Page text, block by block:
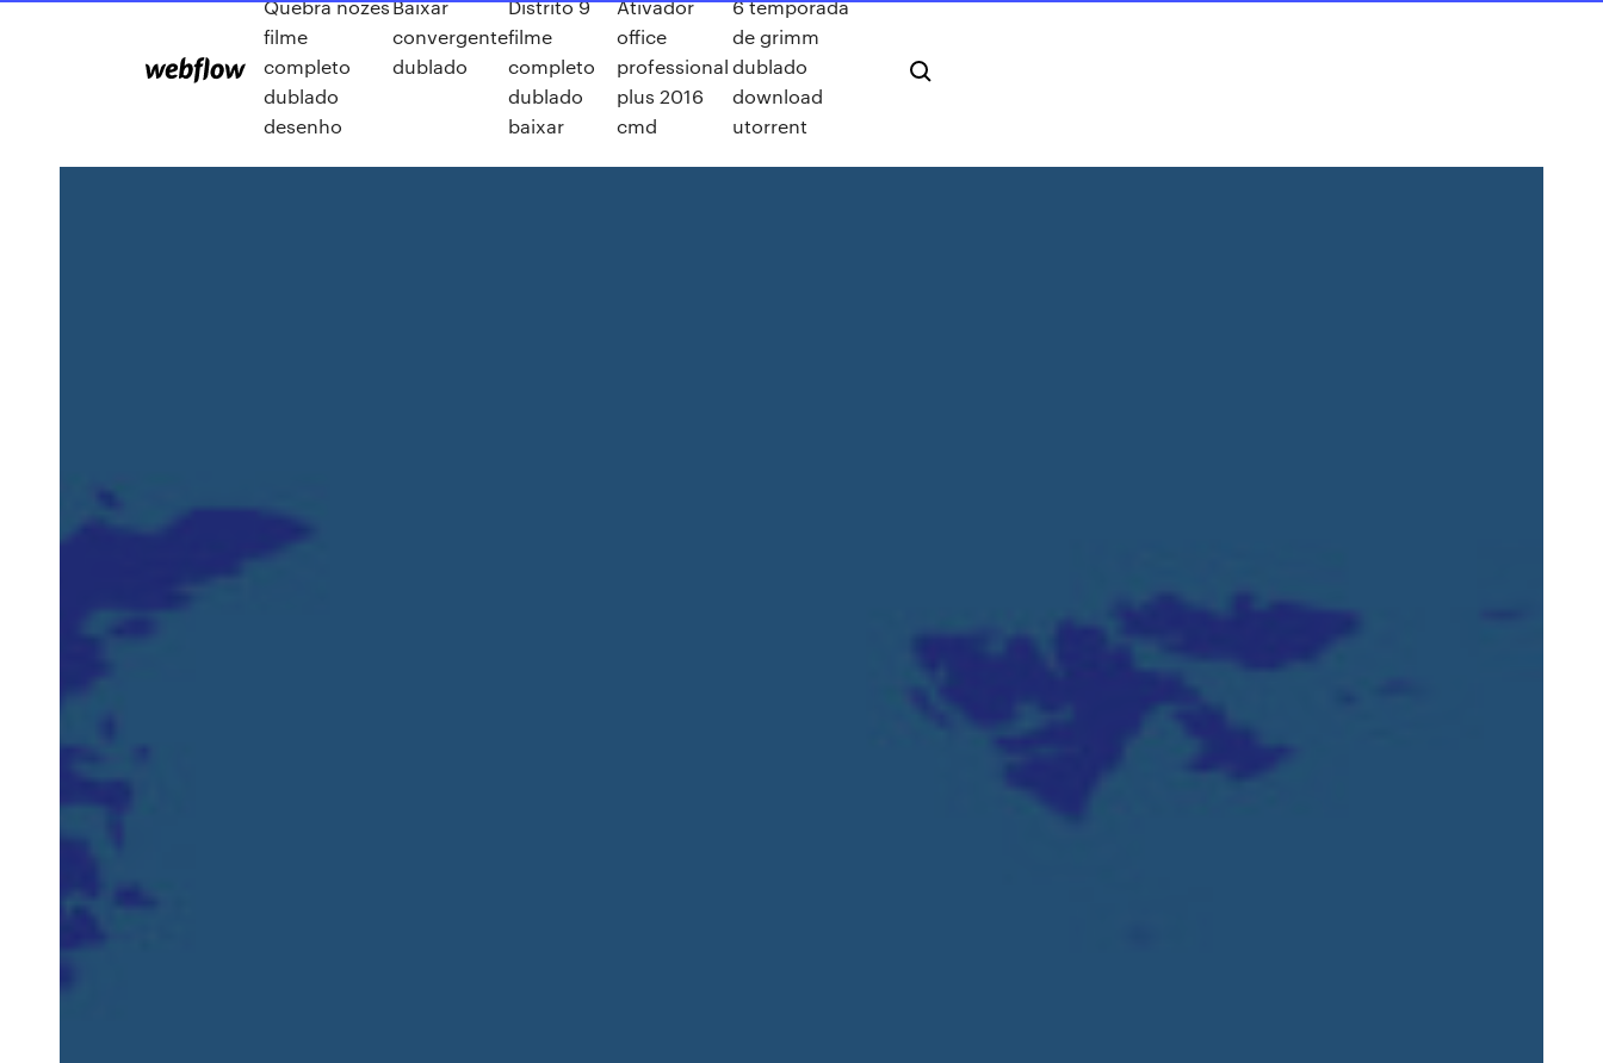
Quebra nozes
filme
completo
dublado
desenho
Baixar
convergente
dublado
Distrito 9
filme
completo
dublado
baixar
Ativador
office
professional
plus 2016
cmd
6 temporada
de grimm
dublado
download
utorrent